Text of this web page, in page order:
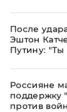
После
Эштон
Путину:
Россияне
поддержку
против